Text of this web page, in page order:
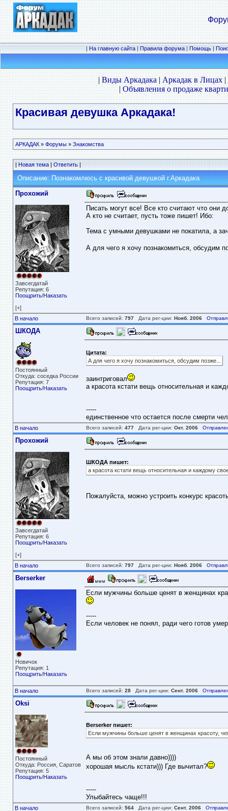
|На главную сайта|Правила форума|Помощь|
|Виды Аркадака|Аркадак в Лицах|
|Объявления о продаже
Красивая девушка Аркадака!
АРКАДАК» Форумы» Знакомства
|Новая тема|Ответить|
Описание: Познакомлюсь с красивой девушкой г.Аркадака
Прохожий
Завсегдатай
Репутация: 6
Поощрить/Наказать
[+]
Писать могут все! Все кто считают что они
А кто не считает, пусть тоже пишет! Ибо:
Тема с умными девушками не покатила, а
А для чего я хочу познакомиться, обсудим
В начало Всего записей: 797Дата рег-ции: Нояб. 2006
ШКОДА
Постоянный
Откуда: соседка России
Репутация: 7
Поощрить/Наказать
Цитата:
А для чего я хочу познакомиться, обсудим позже...
заинтриговал
а красота кстати вещь относительная и
-----
единственное что остается после смерти
В начало Всего записей: 477Дата рег-ции: Окт. 2006
Прохожий
Завсегдатай
Репутация: 6
Поощрить/Наказать
[+]
ШКОДА пишет:
а красота кстати вещь относительная и каждому
Пожалуйста, можно устроить конкурс
В начало Всего записей: 797Дата рег-ции: Нояб. 2006
Berserker
Новичок
Репутация: 1
Поощрить/Наказать
Если мужчины больше ценят в женщинах
-----
Если человек не понял, ради чего готов
В начало Всего записей: 28Дата рег-ции: Сент. 2006
Oksi
Постоянный
Откуда: Россия, Саратов
Репутация: 5
Поощрить/Наказать
Berserker пишет:
Если мужчины больше ценят в женщинах красоту,
А мы об этом знали давно))))
хорошая мысль кстати))) Где вычитал?
-----
Улыбайтесь чаще!!!
В начало Всего записей: 564Дата рег-ции: Сент. 2006